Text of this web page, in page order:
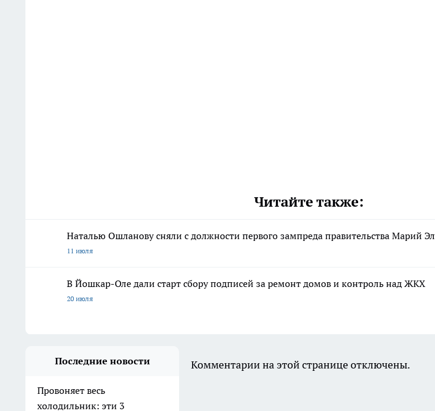
Читайте также:
Наталью Ошланову сняли с должности первого зампреда правительства Марий Эл
11 июля
В Йошкар-Оле дали старт сбору подписей за ремонт домов и контроль над ЖКХ
20 июля
Последние новости
Провоняет весь
холодильник: эти 3
Комментарии на этой странице отключены.